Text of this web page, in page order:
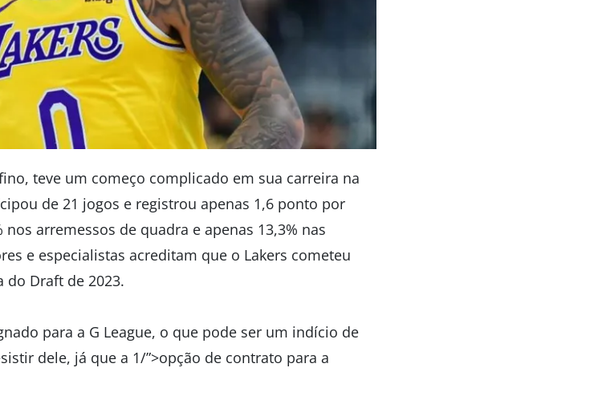
teve um começo complicado em sua carreira na
de 21 jogos e registrou apenas 1,6 ponto por
arremessos de quadra e apenas 13,3% nas
e especialistas acreditam que o Lakers cometeu
do Draft de 2023.
para a G League, o que pode ser um indício de
dele, já que a 1/”>opção de contrato para a